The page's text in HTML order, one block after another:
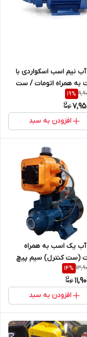
نیم اسب اسکواردی با
به همراه اتومات / ست
ضمانت
19%
افزودن به سبد
یک اسب به همراه
اتومات (ست کنترل) سیم پیچ
پنتاکسی
14%
افزودن به سبد